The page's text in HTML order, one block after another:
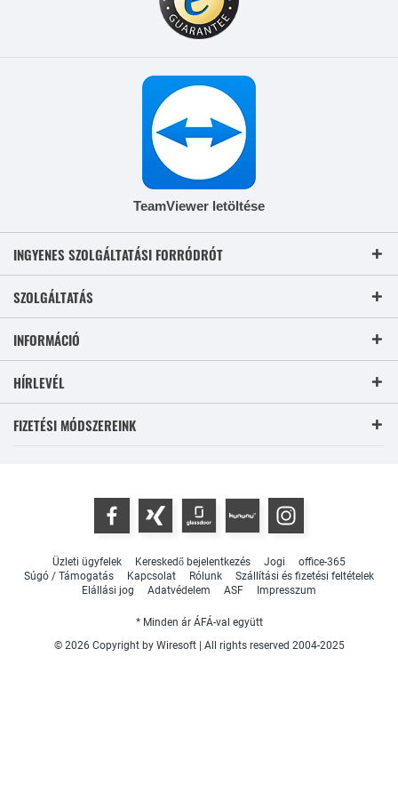
TeamViewer letöltése
INGYENES SZOLGÁLTATÁSI FORRÓDRÓT
SZOLGÁLTATÁS
INFORMÁCIÓ
HÍRLEVÉL
FIZETÉSI MÓDSZEREINK
Üzleti ügyfelek Kereskedő bejelentkezés Jogi
office-365
Súgó / Támogatás
Kapcsolat Rólunk
Szállítási és fizetési feltételek
Elállási jog
Adatvédelem ASF Impresszum
* Minden ár ÁFÁ-val együtt
© 2026 Copyright by Wiresoft | All rights reserved 2004-2025